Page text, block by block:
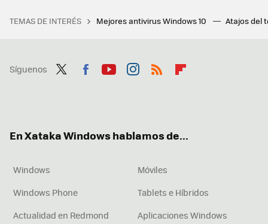
TEMAS DE INTERÉS Mejores antivirus Windows 10 Atajos del
Síguenos
En Xataka Windows hablamos de...
Windows
Móviles
Windows Phone
Tablets e Híbridos
Actualidad en Redmond
Aplicaciones Windows